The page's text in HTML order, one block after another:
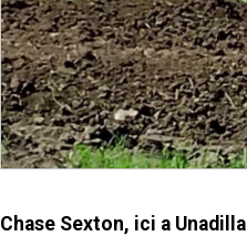
Chase Sexton, ici a